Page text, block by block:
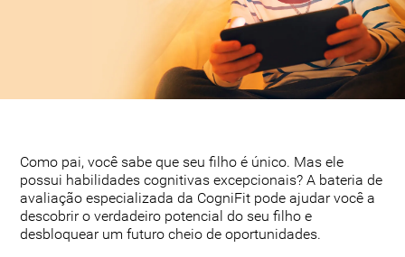
Como pai, você sabe que seu filho é único. Mas ele
possui habilidades cognitivas excepcionais? A bateria de
avaliação especializada da CogniFit pode ajudar você a
descobrir o verdadeiro potencial do seu filho e
desbloquear um futuro cheio de oportunidades.